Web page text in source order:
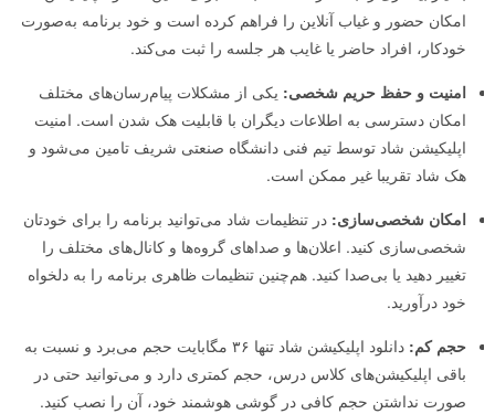
امکان حضور و غیاب آنلاین را فراهم کرده است و خود برنامه به‌صورت
خودکار، افراد حاضر یا غایب هر جلسه را ثبت می‌کند.
امنیت و حفظ حریم شخصی: یکی از مشکلات پیام‌رسان‌های مختلف
امکان دسترسی به اطلاعات دیگران با قابلیت هک شدن است. امنیت
اپلیکیشن شاد توسط تیم فنی دانشگاه صنعتی شریف تامین می‌شود و
هک شاد تقریبا غیر ممکن است.
امکان شخصی‌سازی: در تنظیمات شاد می‌توانید برنامه را برای خودتان
شخصی‌سازی کنید. اعلان‌ها و صداهای گروه‌ها و کانال‌های مختلف را
تغییر دهید یا بی‌صدا کنید. هم‌چنین تنظیمات ظاهری برنامه را به دلخواه
خود درآورید.
حجم کم:
دانلود اپلیکیشن شاد تنها ۳۶ مگابایت حجم می‌برد و نسبت به
باقی اپلیکیشن‌های کلاس درس، حجم کمتری دارد و می‌توانید حتی در
صورت نداشتن حجم کافی در گوشی هوشمند خود، آن را نصب کنید.